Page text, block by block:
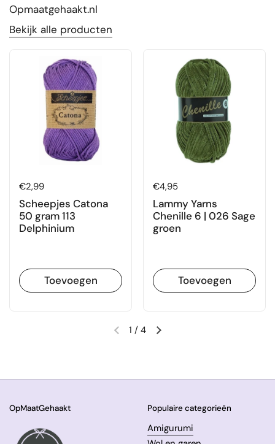
Opmaatgehaakt.nl
Bekijk alle producten
Prijs:
€2,99
Scheepjes Catona
50 gram 113
Delphinium
Toevoegen
Prijs:
€4,95
Lammy Yarns
Chenille 6 | 026 Sage
groen
Toevoegen
Vorige diaVolgende dia
1 / 4
OpMaatGehaakt Populaire categorieën
Amigurumi